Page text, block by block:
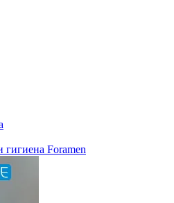
Foramen